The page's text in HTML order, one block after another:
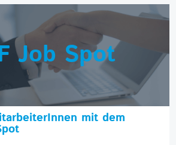
Job Spot
mit dem